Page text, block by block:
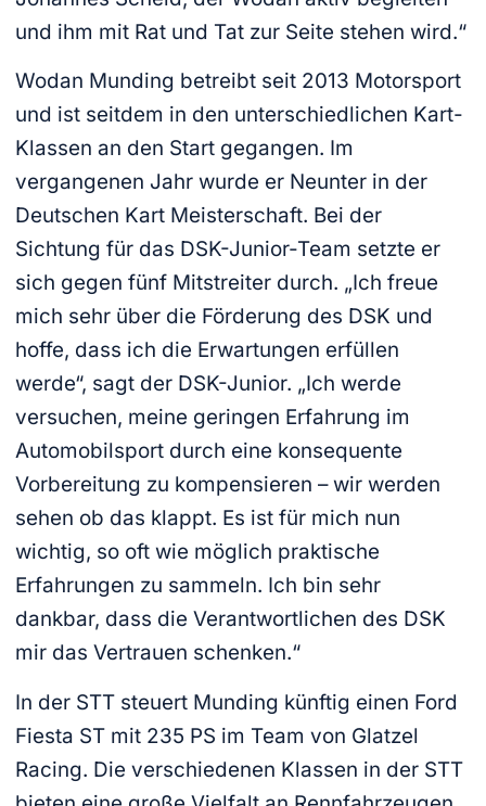
und ihm mit Rat und Tat zur Seite stehen wird.“
Wodan Munding betreibt seit 2013 Motorsport
und ist seitdem in den unterschiedlichen Kart-
Klassen an den Start gegangen. Im
vergangenen Jahr wurde er Neunter in der
Deutschen Kart Meisterschaft. Bei der
Sichtung für das DSK-Junior-Team setzte er
sich gegen fünf Mitstreiter durch. „Ich freue
mich sehr über die Förderung des DSK und
hoffe, dass ich die Erwartungen erfüllen
werde“, sagt der DSK-Junior. „Ich werde
versuchen, meine geringen Erfahrung im
Automobilsport durch eine konsequente
Vorbereitung zu kompensieren – wir werden
sehen ob das klappt. Es ist für mich nun
wichtig, so oft wie möglich praktische
Erfahrungen zu sammeln. Ich bin sehr
dankbar, dass die Verantwortlichen des DSK
mir das Vertrauen schenken.“
In der STT steuert Munding künftig einen Ford
Fiesta ST mit 235 PS im Team von Glatzel
Racing. Die verschiedenen Klassen in der STT